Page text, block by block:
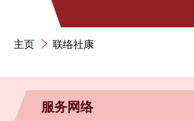
主页 联络社康
服务网络